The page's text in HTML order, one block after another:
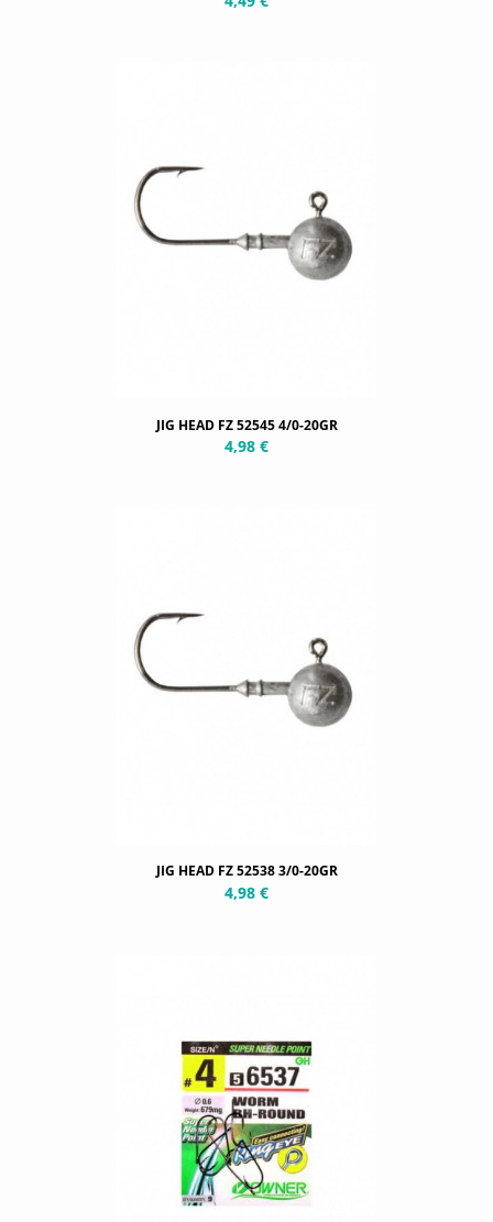
JIG HEAD FZ 52545 4/0-20GR
4,98 €
JIG HEAD FZ 52538 3/0-20GR
4,98 €